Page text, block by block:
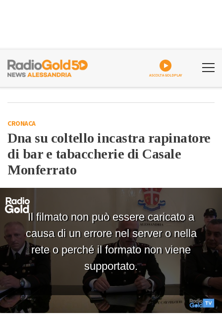
ASCOLTA GOLDPLAY
CRONACA
Dna su coltello incastra rapinatore
di bar e tabaccherie di Casale
Monferrato